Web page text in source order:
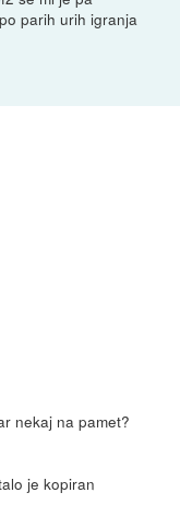
parih urih igranja
nekaj na pamet?
je kopiran